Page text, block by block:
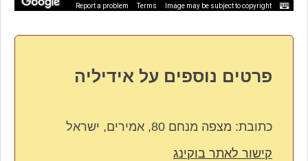
Image may be subject to copyright
Terms
Report a problem
פרטים נוספים על אידיליה
כתובת: מצפה מנחם 80, אמירים, ישראל
קישור לאתר בוקינג